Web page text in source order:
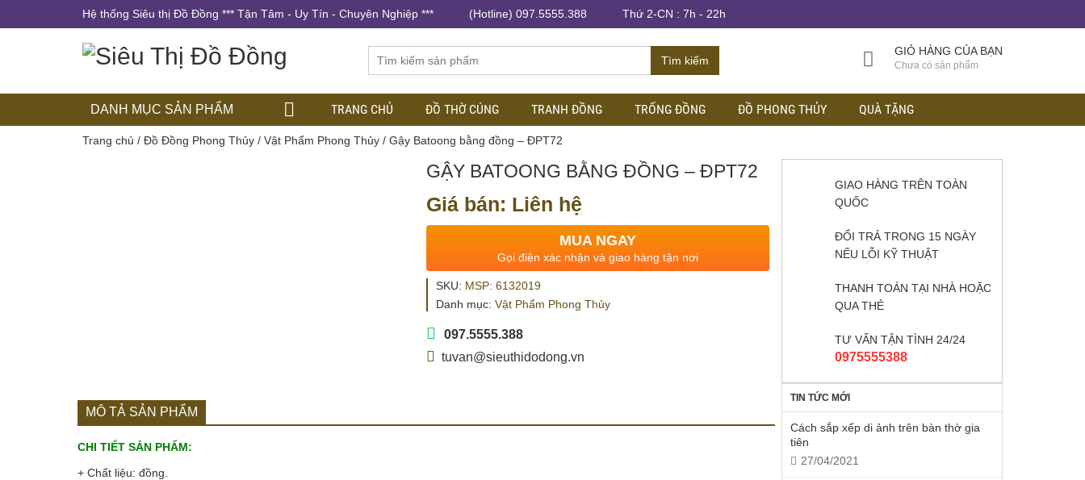
Hệ thống Siêu thị Đồ Đồng *** Tận Tâm - Uy Tín - Chuyên Nghiệp *** (Hotline) 097.5555.388 Thứ 2-CN : 7h - 22h
Tìm kiếm
GIỎ HÀNG CỦA BẠN
Chưa có sản phẩm
DANH MỤC SẢN PHẨM TRANG CHỦ ĐỒ THỜ CÚNG TRANH ĐỒNG TRỐNG ĐỒNG ĐỒ PHONG THỦY QUÀ TẶNG
Trang chủ / Đồ Đồng Phong Thủy / Vật Phẩm Phong Thủy / Gậy Batoong bằng đồng – ĐPT72
GẬY BATOONG BẰNG ĐỒNG – ĐPT72
Giá bán: Liên hệ
MUA NGAY
Gọi điện xác nhận và giao hàng tận nơi
SKU: MSP: 6132019
Danh mục: Vật Phẩm Phong Thủy
097.5555.388
tuvan@sieuthidodong.vn
MÔ TẢ SẢN PHẨM
CHI TIẾT SẢN PHẨM:
+ Chất liệu: đồng.
GIAO HÀNG TRÊN TOÀN
QUỐC
ĐỔI TRẢ TRONG 15 NGÀY
NẾU LỖI KỸ THUẬT
THANH TOÁN TẠI NHÀ HOẶC
QUA THẺ
TƯ VẤN TẬN TÌNH 24/24
0975555388
TIN TỨC MỚI
Cách sắp xếp di ảnh trên bàn thờ gia
tiên
27/04/2021